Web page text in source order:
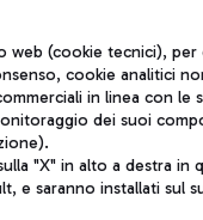
Note legali
Mappa sito
(cookie tecnici),
cookie analitici
in linea con
dei suoi
sulla "X" in alto a
saranno installati sul